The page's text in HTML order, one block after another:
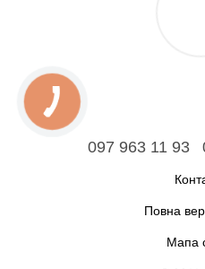
097 963 11 93
Повна
Мапа